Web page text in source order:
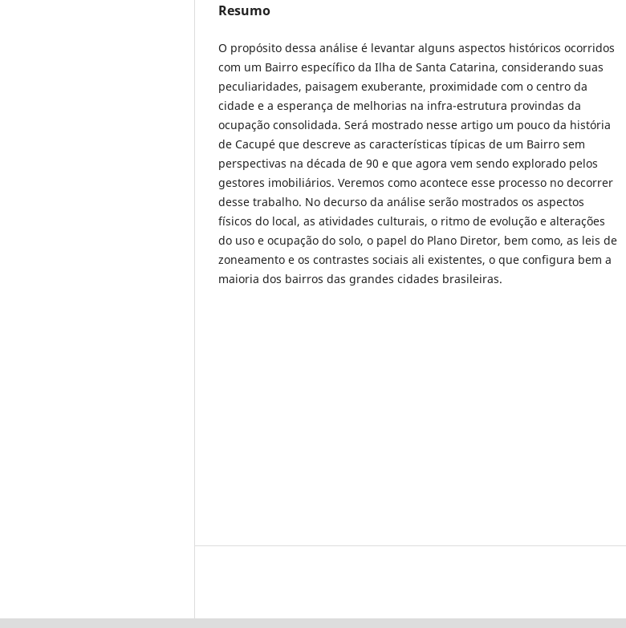
Resumo
O propósito dessa análise é levantar alguns aspectos históricos ocorridos
com um Bairro específico da Ilha de Santa Catarina, considerando suas
peculiaridades, paisagem exuberante, proximidade com o centro da
cidade e a esperança de melhorias na infra-estrutura provindas da
ocupação consolidada. Será mostrado nesse artigo um pouco da história
de Cacupé que descreve as características típicas de um Bairro sem
perspectivas na década de 90 e que agora vem sendo explorado pelos
gestores imobiliários. Veremos como acontece esse processo no decorrer
desse trabalho. No decurso da análise serão mostrados os aspectos
físicos do local, as atividades culturais, o ritmo de evolução e alterações
do uso e ocupação do solo, o papel do Plano Diretor, bem como, as leis de
zoneamento e os contrastes sociais ali existentes, o que configura bem a
maioria dos bairros das grandes cidades brasileiras.